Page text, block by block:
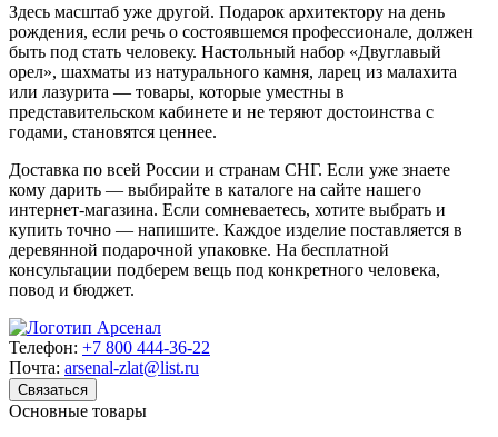
Здесь масштаб уже другой. Подарок архитектору на день
рождения, если речь о состоявшемся профессионале, должен
быть под стать человеку. Настольный набор «Двуглавый
орел», шахматы из натурального камня, ларец из малахита
или лазурита — товары, которые уместны в
представительском кабинете и не теряют достоинства с
годами, становятся ценнее.
Доставка по всей России и странам СНГ. Если уже знаете
кому дарить — выбирайте в каталоге на сайте нашего
интернет-магазина. Если сомневаетесь, хотите выбрать и
купить точно — напишите. Каждое изделие поставляется в
деревянной подарочной упаковке. На бесплатной
консультации подберем вещь под конкретного человека,
повод и бюджет.
Телефон: +7 800 444-36-22
Почта: arsenal-zlat@list.ru
Связаться
Основные товары